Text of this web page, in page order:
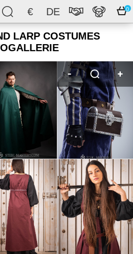
€ DE 0
LARP COSTUMES